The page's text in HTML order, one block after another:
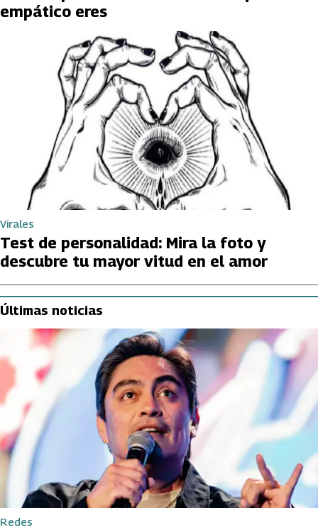
empático eres
Virales
Test de personalidad: Mira la foto y
descubre tu mayor vitud en el amor
Últimas noticias
Redes